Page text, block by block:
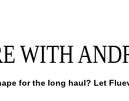
WITH
for the long haul? Let